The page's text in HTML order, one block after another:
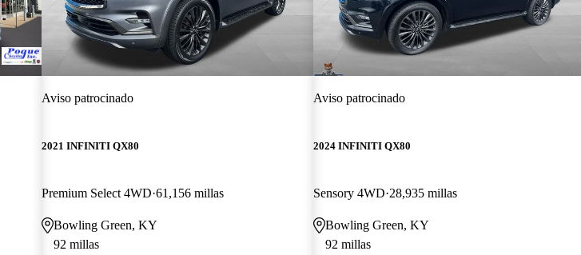
Aviso patrocinado
2021 INFINITI QX80
Premium Select 4WD 61,156 millas
Bowling Green, KY
92 millas
Aviso patrocinado
2024 INFINITI QX80
Sensory 4WD 28,935 millas
Bowling Green, KY
92 millas